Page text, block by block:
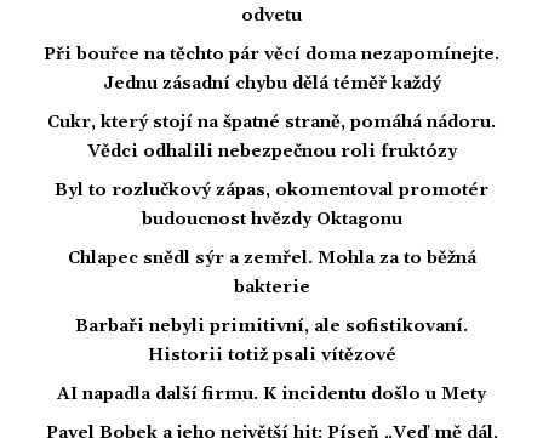
odvetu
Při bouřce na těchto pár věcí doma nezapomínejte.
Jednu zásadní chybu dělá téměř každý
Cukr, který stojí na špatné straně, pomáhá nádoru.
Vědci odhalili nebezpečnou roli fruktózy
Byl to rozlučkový zápas, okomentoval promotér
budoucnost hvězdy Oktagonu
Chlapec snědl sýr a zemřel. Mohla za to běžná
bakterie
Barbaři nebyli primitivní, ale sofistikovaní.
Historii totiž psali vítězové
AI napadla další firmu. K incidentu došlo u Mety
Pavel Bobek a jeho největší hit: Píseň „Veď mě dál,